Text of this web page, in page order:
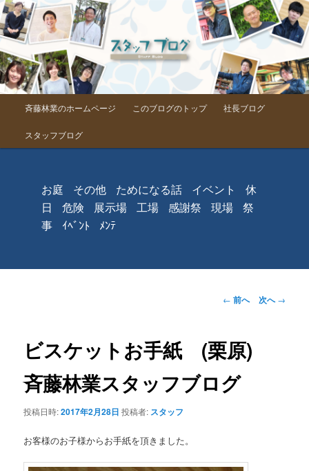
メインメニュー
メインコンテンツへ移動
斉藤林業のホームページ このブログのトップ 社長ブログ
スタッフブログ
お庭 その他 ためになる話 イベント
休
日
危険 展示場 工場 感謝祭 現場
祭
事
ｲﾍﾞﾝﾄ ﾒﾝﾃ
投稿ナビゲーシ
← 前へ 次へ→
ビスケットお手紙 (栗原)
斉藤林業スタッフブログ
投稿日時:2017年2月28日 投稿者: スタッフ
お客様のお子様からお手紙を頂きました。